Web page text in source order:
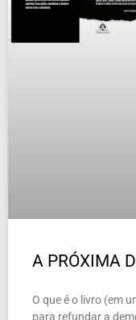
A PRÓXIMA
O que é o livro (em
para refundar a